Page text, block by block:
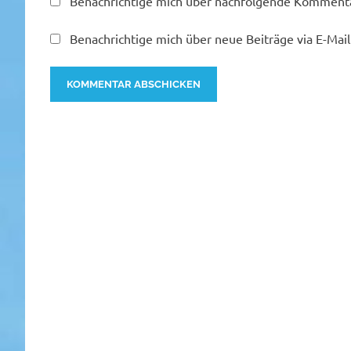
Benachrichtige mich über neue Beiträge via E-